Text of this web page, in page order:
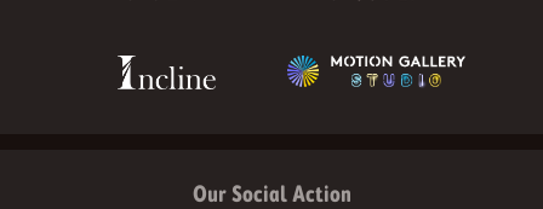
Our Social Action